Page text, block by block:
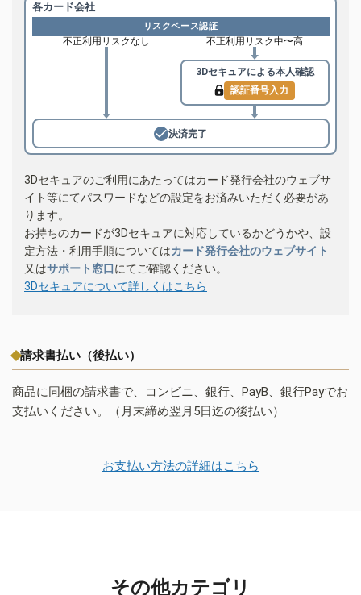
各カード会社
リスクベース認証
不正利用リスクなし 不正利用リスク中〜高
3Dセキュアによる本人確認
認証番号入力
決済完了
3Dセキュアのご利用にあたってはカード発行会社のウェブサ
イト等にてパスワードなどの設定をお済みいただく必要があ
ります。
お持ちのカードが3Dセキュアに対応しているかどうかや、設
定方法・利用手順についてはカード発行会社のウェブサイト
又はサポート窓口にてご確認ください。
3Dセキュアについて詳しくはこちら
請求書払い（後払い）
商品に同梱の請求書で、コンビニ、銀行、PayB、銀行Payでお
支払いください。（月末締め翌月5日迄の後払い）
お支払い方法の詳細はこちら
その他カテゴリ